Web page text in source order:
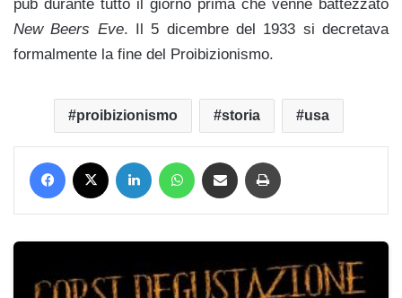
pub durante tutto il giorno prima che venne battezzato
New Beers Eve. Il 5 dicembre del 1933 si decretava
formalmente la fine del Proibizionismo.
proibizionismo storia usa
Facebook LinkedIn WhatsApp Condividi via mail